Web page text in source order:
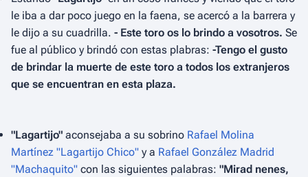
le iba a dar poco juego en la faena, se acercó a la barrera y
le dijo a su cuadrilla. - Este toro os lo brindo a vosotros. Se
fue al público y brindó con estas plabras: -Tengo el gusto
de brindar la muerte de este toro a todos los extranjeros
que se encuentran en esta plaza.
"Lagartijo" aconsejaba a su sobrino Rafael Molina
Martínez "Lagartijo Chico" y a Rafael González Madrid
"Machaquito" con las siguientes palabras: "Mirad nenes,